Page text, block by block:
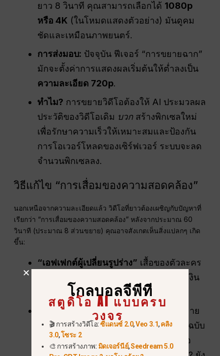
ยาว 8 วินาที คุณสามารถเลือกได้ 1080p
หรือ 4K (ในโหมดแสดงตัวอย่าง) มันดูคม
ชัดและเหมือนภาพยนตร์.
การส่งมอบ: ปัจจุบัน ฟีเจอร์ “การขยายฉาก”
มักจะตั้งค่าการแสดงผลเริ่มต้นให้ต่ำลงเป็น
ความละเอียด 720p.
ทำไม? การขยายวิดีโอต้องให้ AI ประมวลผล
ประวัติของวิดีโอเดิม บวก สร้างพิกเซลใหม่
เพื่อรักษาความเร็วให้เหมาะสมและป้องกัน
การโอเวอร์โหลดของเซิร์ฟเวอร์ ระบบจะลด
จำนวนพิกเซลลง.
วิธีแก้ไข “การเสื่อมของความสอดคล้อง”
นอกเหนือจากความละเอียดแล้ว วิดีโอที่ยาวต้องเผชิญกับปัญหาที่
เรียกว่า “การเสื่อมของความสอดคล้อง” หลังจากประมาณ 60
วินาที (ประมาณ 8 ส่วนขยาย) คุณอาจสังเกตเห็นสิ่งแปลกๆ เกิด
ขึ้น:
“เอฟเฟกต์ผู้เปลี่ยนรูปร่าง” เสื้อของตัวละคร
หลักของคุณอาจค่อยๆ เปลี่ยนสีจากสีน้ำเงิน
เป็นสีม่วง.
ทางแก้ไข:
ภาพอ้างอิง
. เมื่อทำการขยาย
เนื้อหา โปรดแนบภาพอ้างอิงตัวละครต้นฉบับ
ไว้พร้อมกับแหล่งที่มาของวิดีโอเสมอ เพื่อ
โกลบอลจีพีที
สตูดิโอ AI แบบครบ
วงจร
🎬 การสร้างวิดีโอ:ซีแดนซ์ 2.0,Veo 3.1,คลิง
3.0,โซระ 2
🎨 การสร้างภาพ: มิดเจอร์นีย์,Seedream 5.0